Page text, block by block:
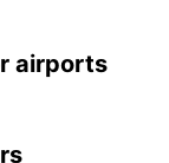
airports